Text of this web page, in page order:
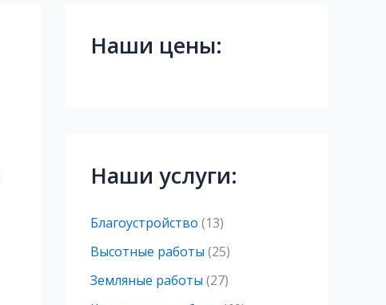
Наши цены:
Наши услуги:
Благоустройство (13)
Высотные работы (25)
Земляные работы (27)